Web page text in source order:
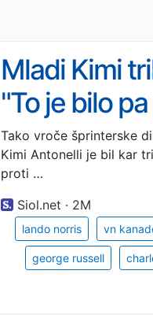
Mladi Kimi
"To je bilo
Tako vroče šprinterske
Kimi Antonelli je bil kar
proti …
Siol.net · 2M
lando norris vn
george russell